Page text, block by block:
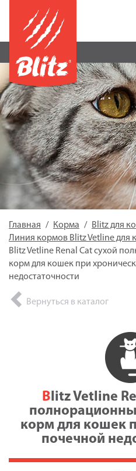
Главная Корма
Blitz для
Линия кормов Blitz Vetline для
Blitz Vetline Renal Cat сухой
корм для кошек при
недостаточности
Вернуться в каталог
Blitz Vetline Renal Cat сухой
корм для кошек
почечной